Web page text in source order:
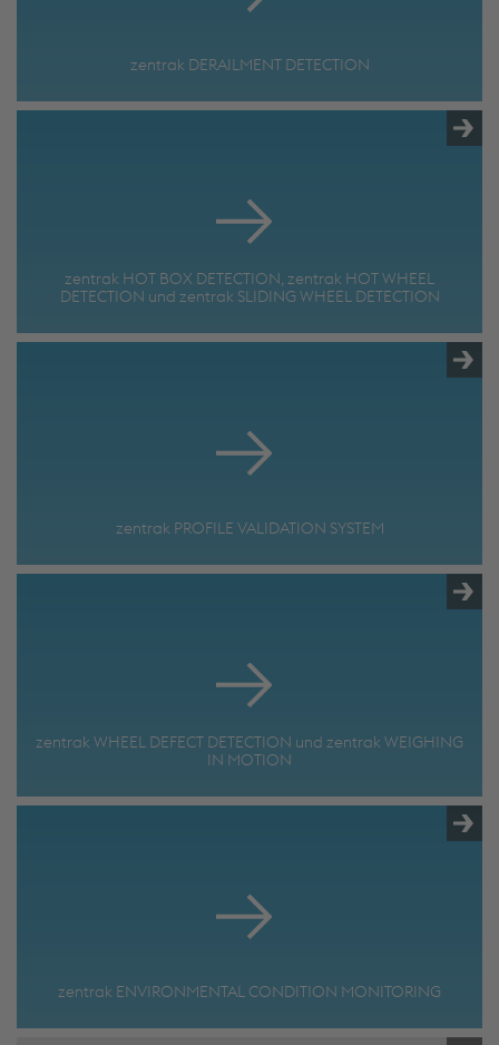
zentrak DERAILMENT DETECTION
zentrak HOT BOX DETECTION, zentrak HOT WHEEL
DETECTION und zentrak SLIDING WHEEL DETECTION
zentrak PROFILE VALIDATION SYSTEM
zentrak WHEEL DEFECT DETECTION und zentrak WEIGHING
IN MOTION
zentrak ENVIRONMENTAL CONDITION MONITORING